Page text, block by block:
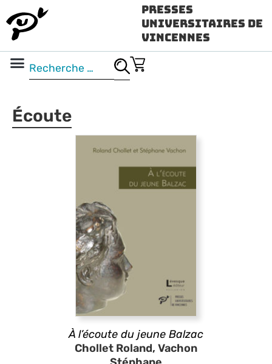
Presses
Universitaires de
Vincennes
Écoute
À l’écoute du jeune Balzac
Chollet Roland, Vachon